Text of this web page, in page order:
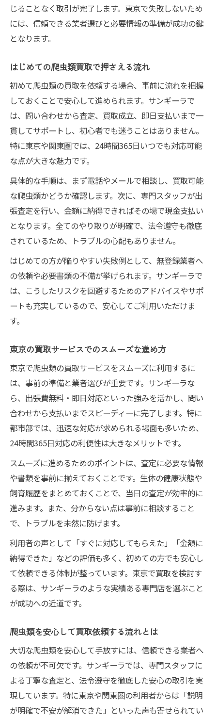
じることなく取引が完了します。東京で失敗しないため
には、信頼できる業者選びと必要情報の準備が成功の鍵
となります。
はじめての爬虫類買取で押さえる流れ
初めて爬虫類の買取を依頼する場合、事前に流れを把握
しておくことで安心して進められます。サンギーラで
は、問い合わせから査定、買取成立、即日支払いまで一
貫してサポートし、初心者でも迷うことはありません。
特に東京や関東圏では、24時間365日いつでも対応可能
な点が大きな魅力です。
具体的な手順は、まず電話やメールで相談し、買取可能
な爬虫類かどうか確認します。次に、専門スタッフが出
張査定を行い、金額に納得できればその場で現金支払い
となります。全てのやり取りが明確で、法令遵守も徹底
されているため、トラブルの心配もありません。
はじめての方が陥りやすい失敗例として、無登録業者へ
の依頼や必要書類の不備が挙げられます。サンギーラで
は、こうしたリスクを回避するためのアドバイスやサポ
ートも充実しているので、安心してご利用いただけま
す。
東京の買取サービスでのスムーズな進め方
東京で爬虫類の買取サービスをスムーズに利用するに
は、事前の準備と業者選びが重要です。サンギーラな
ら、出張費無料・即日対応といった強みを活かし、問い
合わせから支払いまでスピーディーに完了します。特に
都市部では、迅速な対応が求められる場面も多いため、
24時間365日対応の利便性は大きなメリットです。
スムーズに進めるためのポイントは、査定に必要な情報
や書類を事前に揃えておくことです。生体の健康状態や
飼育履歴をまとめておくことで、当日の査定が効率的に
進みます。また、分からない点は事前に相談すること
で、トラブルを未然に防げます。
利用者の声として「すぐに対応してもらえた」「金額に
納得できた」などの評価も多く、初めての方でも安心し
て依頼できる体制が整っています。東京で買取を検討す
る際は、サンギーラのような実績ある専門店を選ぶこと
が成功への近道です。
爬虫類を安心して買取依頼する流れとは
大切な爬虫類を安心して手放すには、信頼できる業者へ
の依頼が不可欠です。サンギーラでは、専門スタッフに
よる丁寧な査定と、法令遵守を徹底した安心の取引を実
現しています。特に東京や関東圏の利用者からは「説明
が明確で不安が解消できた」といった声も寄せられてい